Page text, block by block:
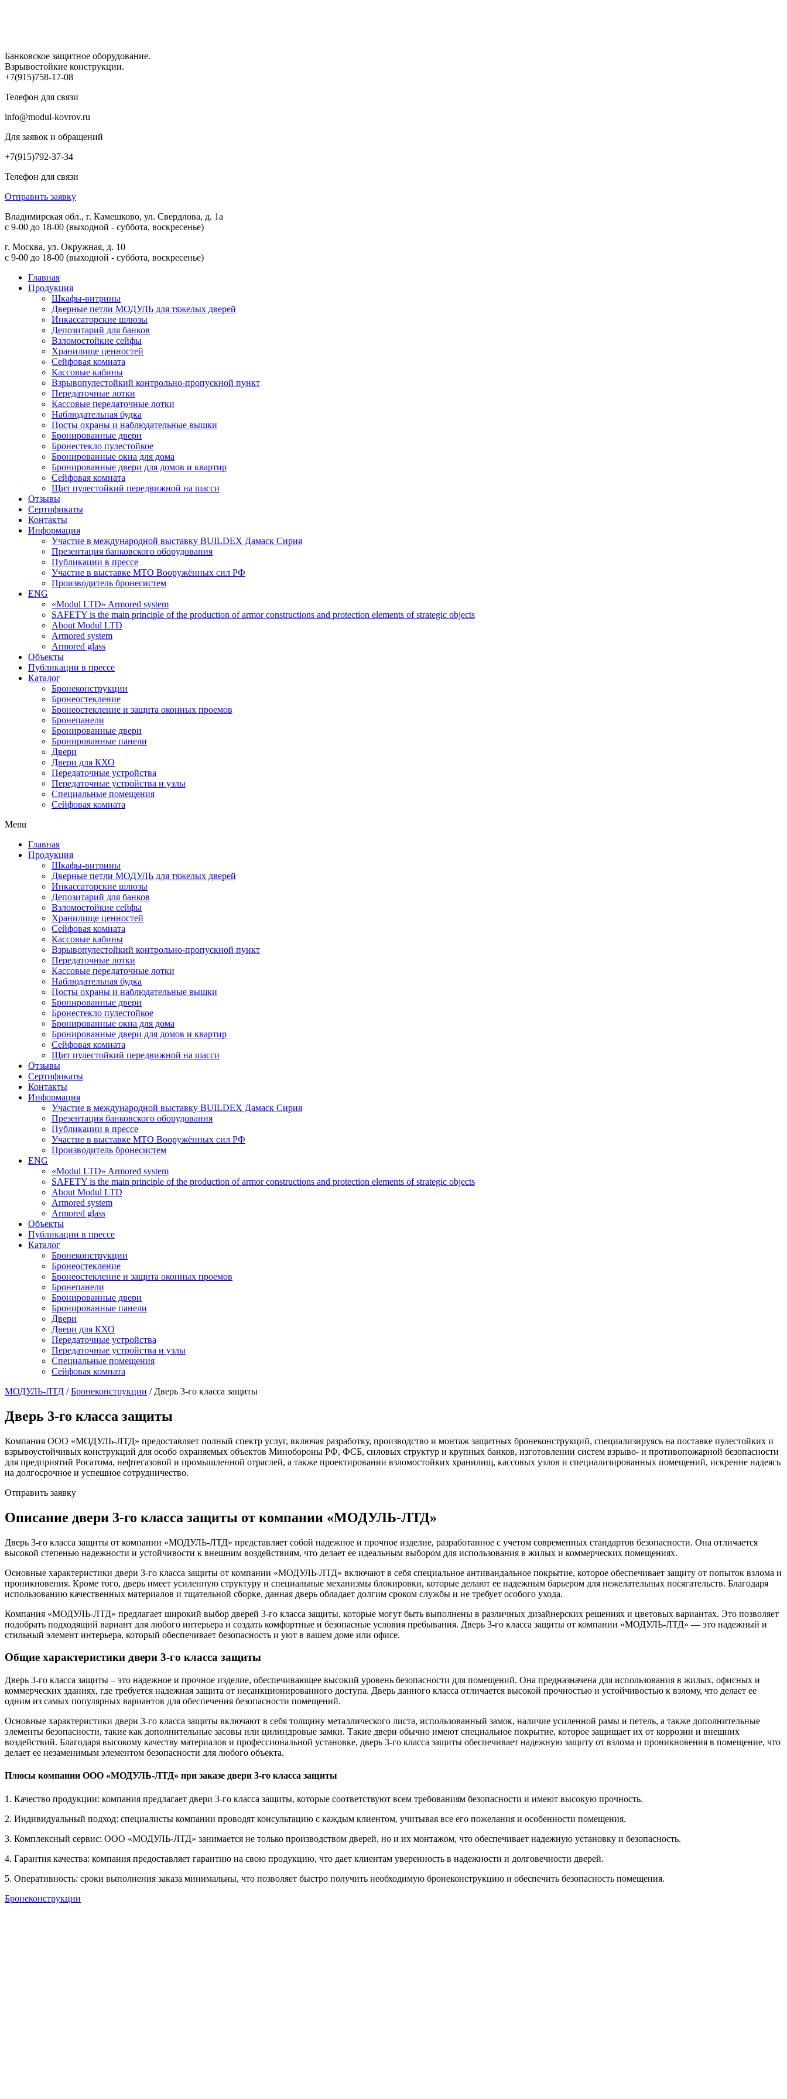
Банковское защитное оборудование.
Взрывостойкие конструкции.
+7(915)758-17-08
Телефон для связи
info@modul-kovrov.ru
Для заявок и обращений
+7(915)792-37-34
Телефон для связи
Отправить заявку
Владимирская обл., г. Камешково, ул. Свердлова, д. 1а
с 9-00 до 18-00 (выходной - суббота, воскресенье)
г. Москва, ул. Окружная, д. 10
с 9-00 до 18-00 (выходной - суббота, воскресенье)
Главная
Продукция
Шкафы-витрины
Дверные петли МОДУЛЬ для тяжелых дверей
Инкассаторские шлюзы
Депозитарий для банков
Взломостойкие сейфы
Хранилище ценностей
Сейфовая комната
Кассовые кабины
Взрывопулестойкий контрольно-пропускной пункт
Передаточные лотки
Кассовые передаточные лотки
Наблюдательная будка
Посты охраны и наблюдательные вышки
Бронированные двери
Бронестекло пулестойкое
Бронированные окна для дома
Бронированные двери для домов и квартир
Сейфовая комната
Щит пулестойкий передвижной на шасси
Отзывы
Сертификаты
Контакты
Информация
Участие в международной выставку BUILDEX Дамаск Сирия
Презентация банковского оборудования
Публикации в прессе
Участие в выставке МТО Вооружённых сил РФ
Производитель бронесистем
ENG
«Modul LTD» Armored system
SAFETY is the main principle of the production of armor constructions and protection elements of strategic objects
About Modul LTD
Armored system
Armored glass
Объекты
Публикации в прессе
Каталог
Бронеконструкции
Бронеостекление
Бронеостекление и защита оконных проемов
Бронепанели
Бронированные двери
Бронированные панели
Двери
Двери для КХО
Передаточные устройства
Передаточные устройства и узлы
Специальные помещения
Сейфовая комната
Menu
Главная
Продукция
Шкафы-витрины
Дверные петли МОДУЛЬ для тяжелых дверей
Инкассаторские шлюзы
Депозитарий для банков
Взломостойкие сейфы
Хранилище ценностей
Сейфовая комната
Кассовые кабины
Взрывопулестойкий контрольно-пропускной пункт
Передаточные лотки
Кассовые передаточные лотки
Наблюдательная будка
Посты охраны и наблюдательные вышки
Бронированные двери
Бронестекло пулестойкое
Бронированные окна для дома
Бронированные двери для домов и квартир
Сейфовая комната
Щит пулестойкий передвижной на шасси
Отзывы
Сертификаты
Контакты
Информация
Участие в международной выставку BUILDEX Дамаск Сирия
Презентация банковского оборудования
Публикации в прессе
Участие в выставке МТО Вооружённых сил РФ
Производитель бронесистем
ENG
«Modul LTD» Armored system
SAFETY is the main principle of the production of armor constructions and protection elements of strategic objects
About Modul LTD
Armored system
Armored glass
Объекты
Публикации в прессе
Каталог
Бронеконструкции
Бронеостекление
Бронеостекление и защита оконных проемов
Бронепанели
Бронированные двери
Бронированные панели
Двери
Двери для КХО
Передаточные устройства
Передаточные устройства и узлы
Специальные помещения
Сейфовая комната
МОДУЛЬ-ЛТД /Бронеконструкции / Дверь 3-го класса защиты
Дверь 3-го класса защиты
Компания ООО «МОДУЛЬ-ЛТД» предоставляет полный спектр услуг, включая разработку, производство и монтаж защитных бронеконструкций, специализируясь на поставке пулестойких и
взрывоустойчивых конструкций для особо охраняемых объектов Минобороны РФ, ФСБ, силовых структур и крупных банков, изготовлении систем взрыво- и противопожарной безопасности
для предприятий Росатома, нефтегазовой и промышленной отраслей, а также проектировании взломостойких хранилищ, кассовых узлов и специализированных помещений, искренне надеясь
на долгосрочное и успешное сотрудничество.
Отправить заявку
Описание двери 3-го класса защиты от компании «МОДУЛЬ-ЛТД»
Дверь 3-го класса защиты от компании «МОДУЛЬ-ЛТД» представляет собой надежное и прочное изделие, разработанное с учетом современных стандартов безопасности. Она отличается
высокой степенью надежности и устойчивости к внешним воздействиям, что делает ее идеальным выбором для использования в жилых и коммерческих помещениях.
Основные характеристики двери 3-го класса защиты от компании «МОДУЛЬ-ЛТД» включают в себя специальное антивандальное покрытие, которое обеспечивает защиту от попыток взлома и
проникновения. Кроме того, дверь имеет усиленную структуру и специальные механизмы блокировки, которые делают ее надежным барьером для нежелательных посягательств. Благодаря
использованию качественных материалов и тщательной сборке, данная дверь обладает долгим сроком службы и не требует особого ухода.
Компания «МОДУЛЬ-ЛТД» предлагает широкий выбор дверей 3-го класса защиты, которые могут быть выполнены в различных дизайнерских решениях и цветовых вариантах. Это позволяет
подобрать подходящий вариант для любого интерьера и создать комфортные и безопасные условия пребывания. Дверь 3-го класса защиты от компании «МОДУЛЬ-ЛТД» — это надежный и
стильный элемент интерьера, который обеспечивает безопасность и уют в вашем доме или офисе.
Общие характеристики двери 3-го класса защиты
Дверь 3-го класса защиты – это надежное и прочное изделие, обеспечивающее высокий уровень безопасности для помещений. Она предназначена для использования в жилых, офисных и
коммерческих зданиях, где требуется надежная защита от несанкционированного доступа. Дверь данного класса отличается высокой прочностью и устойчивостью к взлому, что делает ее
одним из самых популярных вариантов для обеспечения безопасности помещений.
Основные характеристики двери 3-го класса защиты включают в себя толщину металлического листа, использованный замок, наличие усиленной рамы и петель, а также дополнительные
элементы безопасности, такие как дополнительные засовы или цилиндровые замки. Такие двери обычно имеют специальное покрытие, которое защищает их от коррозии и внешних
воздействий. Благодаря высокому качеству материалов и профессиональной установке, дверь 3-го класса защиты обеспечивает надежную защиту от взлома и проникновения в помещение, что
делает ее незаменимым элементом безопасности для любого объекта.
Плюсы компании ООО «МОДУЛЬ-ЛТД» при заказе двери 3-го класса защиты
1. Качество продукции: компания предлагает двери 3-го класса защиты, которые соответствуют всем требованиям безопасности и имеют высокую прочность.
2. Индивидуальный подход: специалисты компании проводят консультацию с каждым клиентом, учитывая все его пожелания и особенности помещения.
3. Комплексный сервис: ООО «МОДУЛЬ-ЛТД» занимается не только производством дверей, но и их монтажом, что обеспечивает надежную установку и безопасность.
4. Гарантия качества: компания предоставляет гарантию на свою продукцию, что дает клиентам уверенность в надежности и долговечности дверей.
5. Оперативность: сроки выполнения заказа минимальны, что позволяет быстро получить необходимую бронеконструкцию и обеспечить безопасность помещения.
Бронеконструкции